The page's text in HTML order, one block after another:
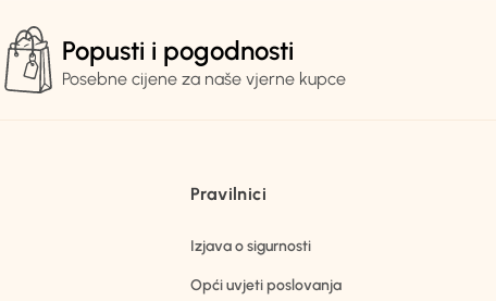
Popusti i pogodnosti
Posebne cijene za naše vjerne kupce
Pravilnici
Izjava o sigurnosti
Opći uvjeti poslovanja